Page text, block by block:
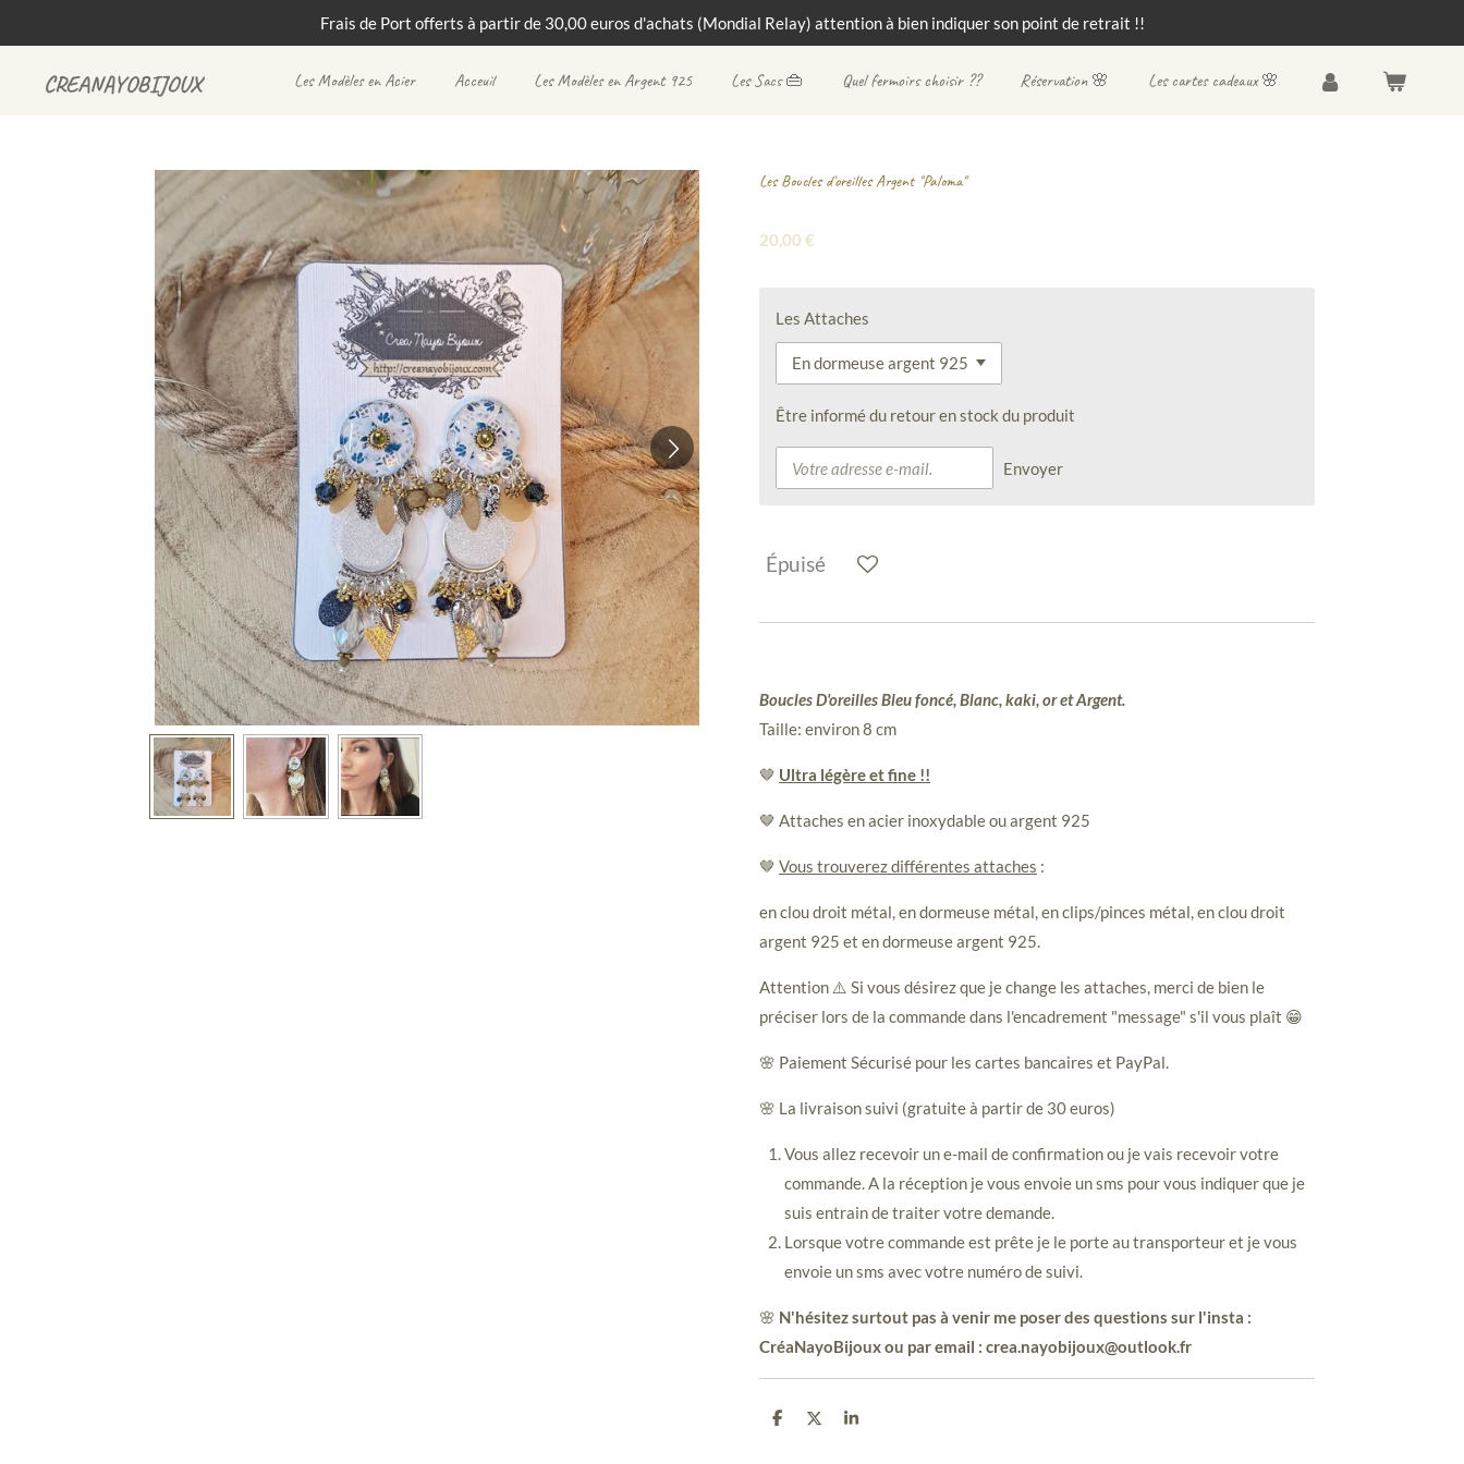
contenu
Frais de Port offerts à partir de 30,00 euros d'achats (Mondial Relay) attention à bien indiquer son point de retrait !!
CREANAYOBIJOUX Les Modèles en Acier Acceuil Les Modèles en Argent 925 Les Sacs 👜 Quel fermoirs choisir ?? Réservation 🌸 Les cartes cadeaux 🌸
Les Boucles d'oreilles Argent "Paloma"
20,00 €
Les Attaches
Être informé du retour en stock du produit
Envoyer
Épuisé
Boucles D'oreilles Bleu foncé, Blanc, kaki, or et Argent.
Taille: environ 8 cm
🤎 Ultra légère et fine !!
🤎 Attaches en acier inoxydable ou argent 925
🤎 Vous trouverez différentes attaches :
en clou droit métal, en dormeuse métal, en clips/pinces métal, en clou droit
argent 925 et en dormeuse argent 925.
Attention ⚠️ Si vous désirez que je change les attaches, merci de bien le
préciser lors de la commande dans l'encadrement "message" s'il vous plaît 😁
🌸 Paiement Sécurisé pour les cartes bancaires et PayPal.
🌸 La livraison suivi (gratuite à partir de 30 euros)
Vous allez recevoir un e-mail de confirmation ou je vais recevoir votre
commande. A la réception je vous envoie un sms pour vous indiquer que je
suis entrain de traiter votre demande.
Lorsque votre commande est prête je le porte au transporteur et je vous
envoie un sms avec votre numéro de suivi.
🌸 N'hésitez surtout pas à venir me poser des questions sur l'insta :
CréaNayoBijoux ou par email : crea.nayobijoux@outlook.fr
P
P
P